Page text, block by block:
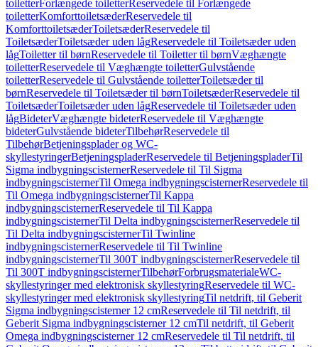
toiletterForlængede toiletterReservedele til Forlængede
toiletterKomforttoiletsæderReservedele til
KomforttoiletsæderToiletsæderReservedele til
ToiletsæderToiletsæder uden lågReservedele til Toiletsæder uden
lågToiletter til børnReservedele til Toiletter til børnVæghængte
toiletterReservedele til Væghængte toiletterGulvstående
toiletterReservedele til Gulvstående toiletterToiletsæder til
børnReservedele til Toiletsæder til børnToiletsæderReservedele til
ToiletsæderToiletsæder uden lågReservedele til Toiletsæder uden
lågBideterVæghængte bideterReservedele til Væghængte
bideterGulvstående bideterTilbehørReservedele til
TilbehørBetjeningsplader og WC-
skyllestyringerBetjeningspladerReservedele til BetjeningspladerTil
Sigma indbygningscisternerReservedele til Til Sigma
indbygningscisternerTil Omega indbygningscisternerReservedele til
Til Omega indbygningscisternerTil Kappa
indbygningscisternerReservedele til Til Kappa
indbygningscisternerTil Delta indbygningscisternerReservedele til
Til Delta indbygningscisternerTil Twinline
indbygningscisternerReservedele til Til Twinline
indbygningscisternerTil 300T indbygningscisternerReservedele til
Til 300T indbygningscisternerTilbehørForbrugsmaterialeWC-
skyllestyringer med elektronisk skyllestyringReservedele til WC-
skyllestyringer med elektronisk skyllestyringTil netdrift, til Geberit
Sigma indbygningscisterner 12 cmReservedele til Til netdrift, til
Geberit Sigma indbygningscisterner 12 cmTil netdrift, til Geberit
Omega indbygningscisterner 12 cmReservedele til Til netdrift, til